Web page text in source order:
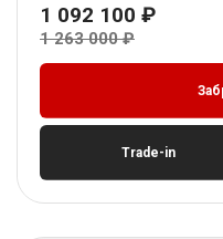
1 092 100 ₽
1 263 000 ₽
Trade-in